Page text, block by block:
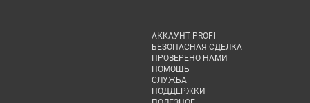
АККАУНТ PROFI
БЕЗОПАСНАЯ СДЕЛКА
ПРОВЕРЕНО НАМИ
ПОМОЩЬ
СЛУЖБА
ПОДДЕРЖКИ